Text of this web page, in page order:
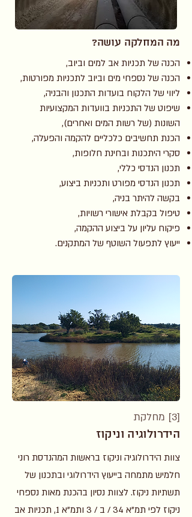
מה המחלקה עושה?
הכנה של תכניות אב למים וביוב,
הכנה של נספחי מים וביוב לתכניות מפורטות,
ליווי של הלקוח בועדות התכנון והבניה,
שיפוט של התכניות בוועדות המקצועיות
השונות (של רשות המים ואחרים),
הכנת תחשיבים כלכליים להקמה והפעלה,
סקרי היתכנות ובחינת חלופות,
תכנון הנדסי כללי,
תכנון הנדסי מפורט ותכניות ביצוע,
בקשה להיתר בניה,
טיפול בקבלת אישורי רשויות,
פיקוח עליון על ביצוע ההקמה,
ייעוץ לתפעול השוטף של המתקנים.
[3] מחלקת
הידרולוגיה וניקוז
צוות הידרולוגיה וניקוז בראשות המהנדסת רוני
חלמיש מתמחה בייעוץ הידרולוגי ובתכנון של
תשתיות ניקוז. לצוות נסיון בהכנת מאות נספחי
ניקוז לפי תמ"א 34 / ב / 3 ותמ"א 1, תכניות אב